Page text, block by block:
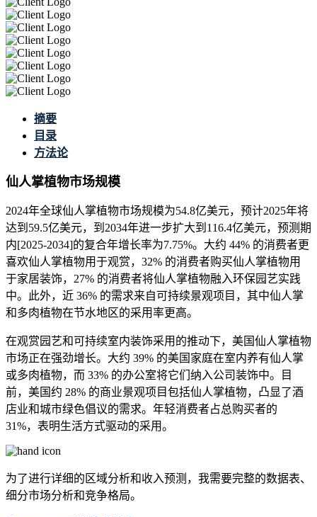
摘要
目录
方法论
仙人掌植物市场规模
2024年全球仙人掌植物市场规模为54.8亿美元，预计2025年将
达到59.5亿美元，到2034年进一步扩大到116.4亿美元，预测期
内[2025-2034]的复合年增长率为7.75%。大约 44% 的消费者更
喜欢仙人掌植物用于观赏，32% 的消费者购买仙人掌植物用
于家居装饰，27% 的消费者将仙人掌植物融入环保园艺实践
中。此外，近 36% 的需求来自可持续景观项目，其中仙人掌
和多肉植物在节水地区的采用率更高。
在观赏园艺和可持续室内装饰采用的推动下，美国仙人掌植物
市场正在强劲增长。大约 39% 的美国家庭在室内养有仙人掌
或多肉植物，而 33% 的办公室将它们纳入公司装饰中。目
前，美国约 28% 的商业景观项目包括仙人掌植物，凸显了酒
店业和城市绿色倡议的需求。年轻消费者占总购买者的
31%，表明生活方式驱动的采用。
为了进行详细的区域分析和收入预测，我需要完整的数据表、
细分市场分析和竞争格局。